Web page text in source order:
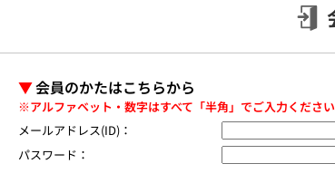
▼会員のかたはこちらから
※アルファベット・数字はすべて「半角」でご入力ください
メールアドレス(ID)：
パスワード：